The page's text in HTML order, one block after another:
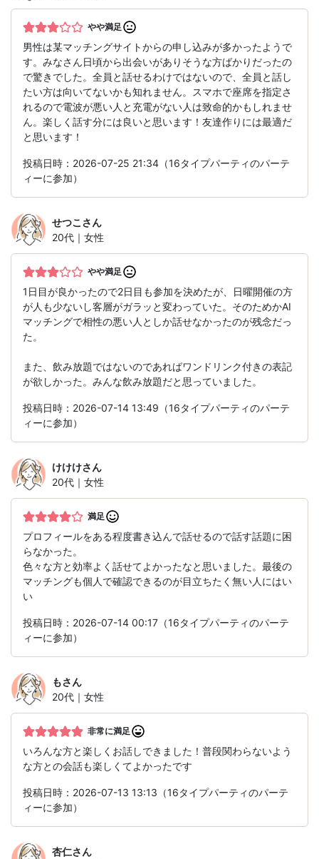
やや満足
男性は某マッチングサイトからの申し込みが多かったようで
す。みなさん日頃から出会いがありそうな方ばかりだったの
で驚きでした。全員と話せるわけではないので、全員と話し
たい方は向いてないかも知れません。スマホで座席を指定さ
れるので電波が悪い人と充電がない人は致命的かもしれませ
ん。楽しく話す分には良いと思います！友達作りには最適だ
と思います！
投稿日時：2026-07-25 21:34（16タイプパーティのパーテ
ィーに参加）
せつこ さん
20代｜女性
やや満足
1日目が良かったので2日目も参加を決めたが、日曜開催の方
が人も少ないし客層がガラッと変わっていた。そのためかAI
マッチングで相性の悪い人としか話せなかったのが残念だっ
た。
また、飲み放題ではないのであればワンドリンク付きの表記
が欲しかった。みんな飲み放題だと思っていました。
投稿日時：2026-07-14 13:49（16タイプパーティのパーテ
ィーに参加）
けけけさん
20代｜女性
満足
プロフィールをある程度書き込んで話せるので話す話題に困
らなかった。
色々な方と効率よく話せてよかったなと思いました。最後の
マッチングも個人で確認できるのが目立ちたく無い人にはい
い
投稿日時：2026-07-14 00:17（16タイプパーティのパーテ
ィーに参加）
もさん
20代｜女性
非常に満足
いろんな方と楽しくお話しできました！普段関わらないよう
な方との会話も楽しくてよかったです
投稿日時：2026-07-13 13:13（16タイプパーティのパーテ
ィーに参加）
杏仁さん